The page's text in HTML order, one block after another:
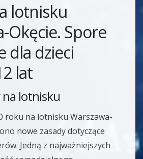
lotnisku
Okęcie. Spore
dla dzieci
lat
na lotnisku
roku na lotnisku Warszawa-
nowe zasady dotyczące
Jedną z najważniejszych